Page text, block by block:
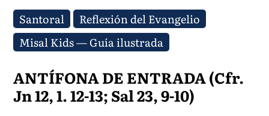
Santoral
Reflexión del Evangelio
Misal Kids — Guía ilustrada
ANTÍFONA DE ENTRADA (Cfr.
Jn 12, 1. 12-13; Sal 23, 9-10)